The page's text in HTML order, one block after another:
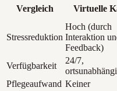
Vergleich Virtuelle
Stressreduktion
Hoch (durch
Interaktion
Feedback)
Verfügbarkeit
24/7,
Pflegeaufwand Keiner